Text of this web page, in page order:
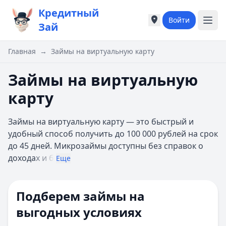
Кредитный
Зай
Города России
Москва
Казань
Б
Барнаул
Белгород
Города России
Москва
Казань
Б
Барнаул
Белгород
Войти
Главная → Займы на виртуальную карту
Займы на виртуальную
карту
Займы на виртуальную карту — это быстрый и
удобный способ получить до 100 000 рублей на срок
до 45 дней. Микрозаймы доступны без справок о
доходах и б Еще
Подберем займы на
выгодных условиях